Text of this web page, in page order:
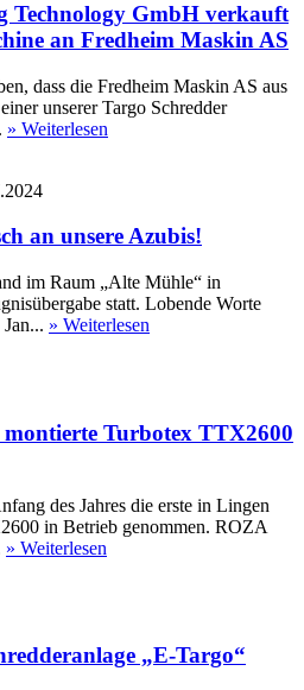
Technology GmbH verkauft
an Fredheim Maskin AS
dass die Fredheim Maskin AS aus
unserer Targo Schredder
» Weiterlesen
an unsere Azubis!
im Raum „Alte Mühle“ in
statt. Lobende Worte
» Weiterlesen
montierte Turbotex TTX2600
des Jahres die erste in Lingen
in Betrieb genommen. ROZA
» Weiterlesen
„E-Targo“